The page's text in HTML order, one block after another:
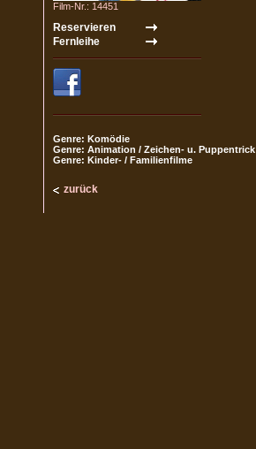
Film-Nr.: 14451
Genre: Komödie
Genre: Animation / Zeichen- u. Puppentrick
Genre: Kinder- / Familienfilme
zurück